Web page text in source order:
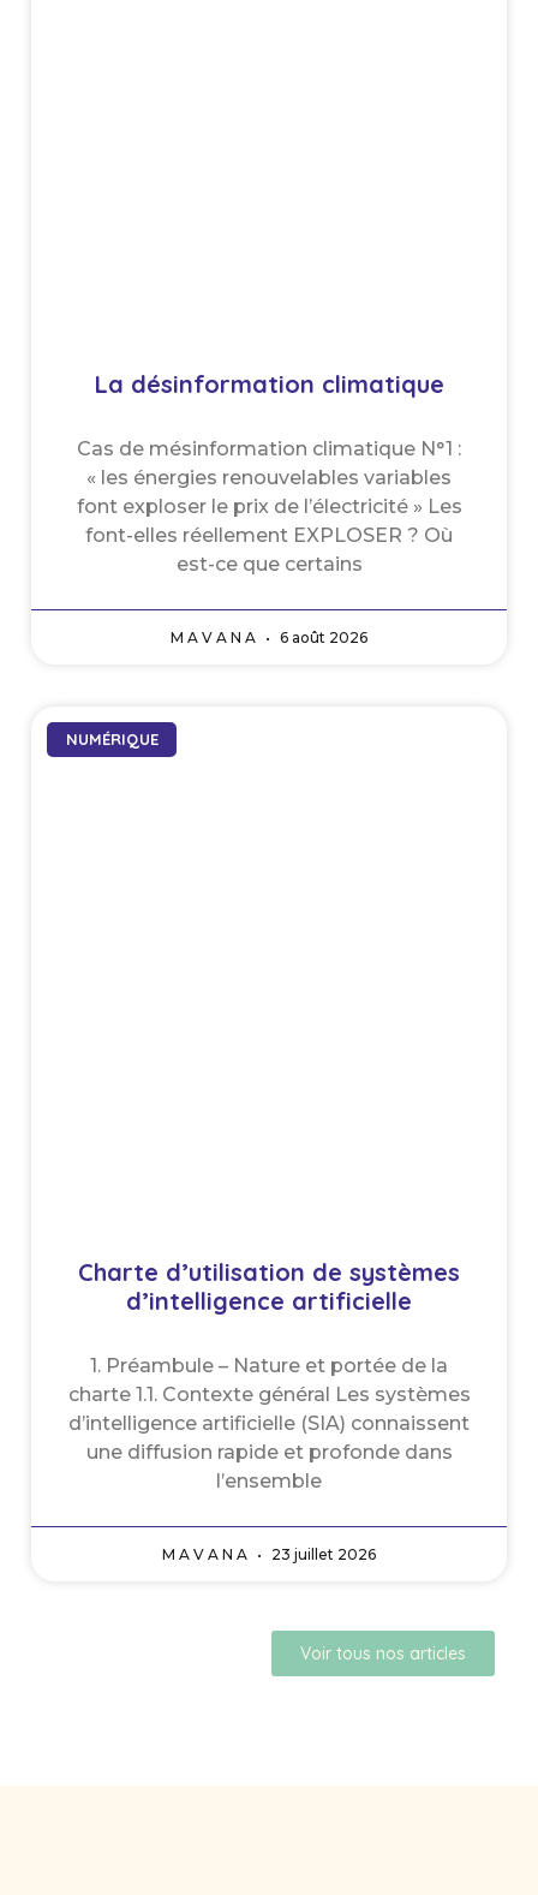
La désinformation climatique
Cas de mésinformation climatique N°1 :
« les énergies renouvelables variables
font exploser le prix de l’électricité » Les
font-elles réellement EXPLOSER ? Où
est-ce que certains
M A V A N A 6 août 2026
NUMÉRIQUE
Charte d’utilisation de systèmes
d’intelligence artificielle
1. Préambule – Nature et portée de la
charte 1.1. Contexte général Les systèmes
d’intelligence artificielle (SIA) connaissent
une diffusion rapide et profonde dans
l’ensemble
M A V A N A 23 juillet 2026
Voir tous nos articles